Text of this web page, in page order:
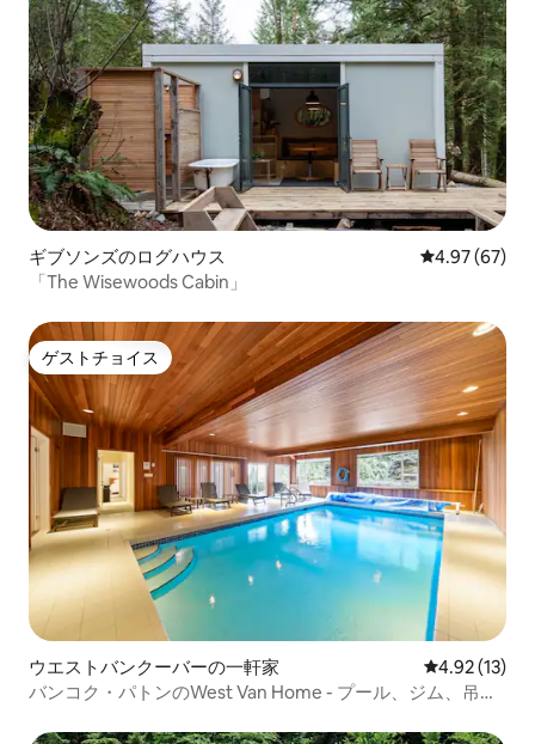
ギブソンズのログハウス レビュー67
4.97 (67)
「The Wisewoods Cabin」
ゲストチョイス
ゲストチョイス
ウエストバンクーバーの一軒家 レビュー13
4.92 (13)
バンコク・パトンのWest Van Home - プール、ジム、吊り